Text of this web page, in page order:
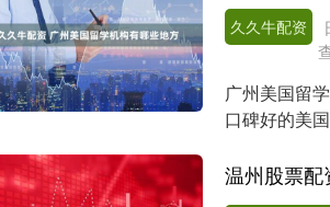
久久牛配资
广州美国留
口碑好的美